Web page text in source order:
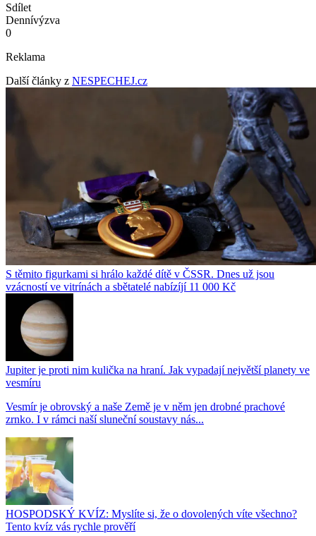
Sdílet
Dennívýzva
0
Reklama
Další články z NESPECHEJ.cz
S těmito figurkami si hrálo každé dítě v ČSSR. Dnes už jsou
vzácností ve vitrínách a sbětatelé nabízíjí 11 000 Kč
Jupiter je proti nim kulička na hraní. Jak vypadají největší planety ve
vesmíru
Vesmír je obrovský a naše Země je v něm jen drobné prachové
zrnko. I v rámci naší sluneční soustavy nás...
HOSPODSKÝ KVÍZ: Myslíte si, že o dovolených víte všechno?
Tento kvíz vás rychle prověří